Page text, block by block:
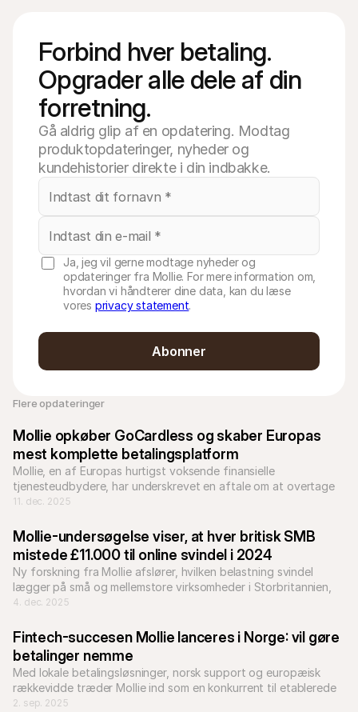
Forbind hver betaling.
Opgrader alle dele af din
forretning.
Gå aldrig glip af en opdatering. Modtag
produktopdateringer, nyheder og
kundehistorier direkte i din indbakke.
Ja, jeg vil gerne modtage nyheder og
opdateringer fra Mollie. For mere information om,
hvordan vi håndterer dine data, kan du læse
vores privacy statement.
Abonner
Flere opdateringer
Mollie opkøber GoCardless og skaber Europas
mest komplette betalingsplatform
Mollie, en af Europas hurtigst voksende finansielle
tjenesteudbydere, har underskrevet en aftale om at overtage
bankbetalingsselskabet GoCardless.
11. dec. 2025
Mollie-undersøgelse viser, at hver britisk SMB
mistede £11.000 til online svindel i 2024
Ny forskning fra Mollie afslører, hvilken belastning svindel
lægger på små og mellemstore virksomheder i Storbritannien,
og hvordan det kan undgås.
4. dec. 2025
Fintech-succesen Mollie lanceres i Norge: vil gøre
betalinger nemme
Med lokale betalingsløsninger, norsk support og europæisk
rækkevidde træder Mollie ind som en konkurrent til etablerede
aktører som Nets.
2. sep. 2025